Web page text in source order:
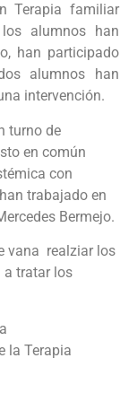
Terapia familiar
alumnos han
han participado
alumnos han
intervención.
turno de
en común
con
trabajado en
Bermejo.
vana realziar los
a tratar los
la Terapia